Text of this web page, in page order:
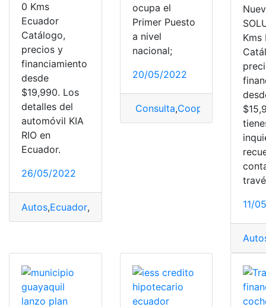
0 Kms
Ecuador
Catálogo,
precios y
financiamiento
desde
$19,990. Los
detalles del
automóvil KIA
RIO en
Ecuador.
26/05/2022
Autos,Ecuador,
ocupa el
Primer Puesto
a nivel
nacional;
20/05/2022
Consulta,Cooperativa JEP,
Kms
11/